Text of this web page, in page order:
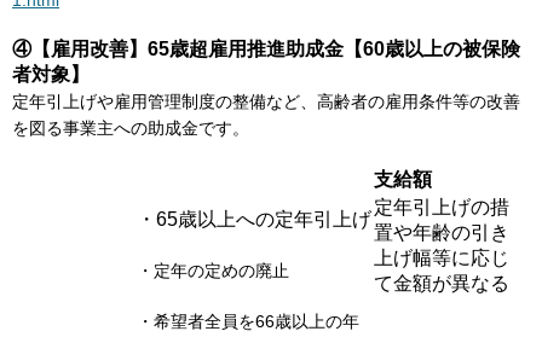
④【雇用改善】65歳超雇用推進助成金【60歳以上の被保険
者対象】
定年引上げや雇用管理制度の整備など、高齢者の雇用条件等の改善
を図る事業主への助成金です。
支給額
・65歳以上への定年引上げ
・定年の定めの廃止
・希望者全員を66歳以上の年
定年引上げの措
置や年齢の引き
上げ幅等に応じ
て金額が異なる